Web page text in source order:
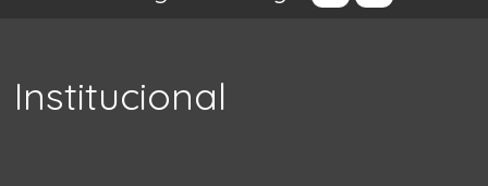
Institucional